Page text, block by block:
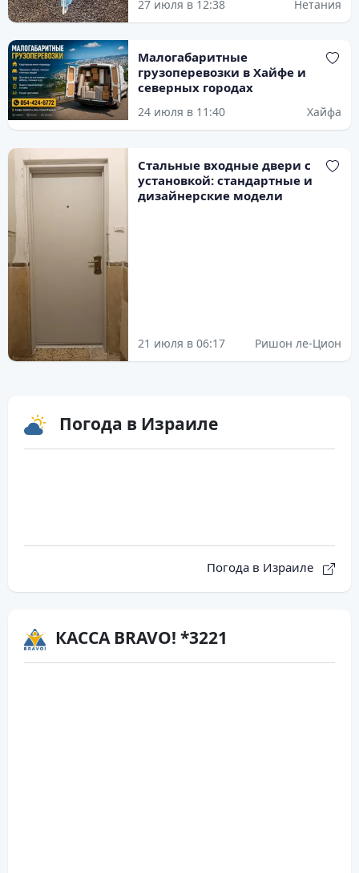
27 июля в 12:38 Нетания
Малогабаритные
грузоперевозки в Хайфе и
северных городах
24 июля в 11:40 Хайфа
Стальные входные двери с
установкой: стандартные и
дизайнерские модели
21 июля в 06:17 Ришон ле-Цион
Погода в Израиле
Погода в Израиле
КАССА BRAVO! *3221